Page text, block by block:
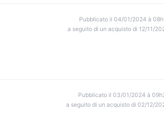
Pubblicato il 04/01/2024 à
a seguito di un acquisto di 12/11/
Pubblicato il 03/01/2024 à
a seguito di un acquisto di 02/12/